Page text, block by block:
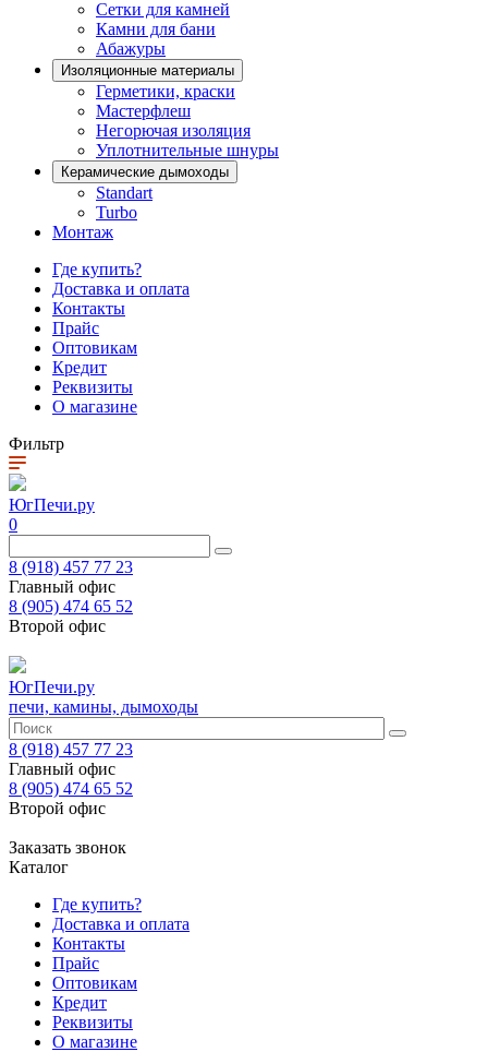
Сетки для камней
Камни для бани
Абажуры
Изоляционные материалы
Герметики, краски
Мастерфлеш
Негорючая изоляция
Уплотнительные шнуры
Керамические дымоходы
Standart
Turbo
Монтаж
Где купить?
Доставка и оплата
Контакты
Прайс
Оптовикам
Кредит
Реквизиты
О магазине
Фильтр
ЮгПечи.ру
0
8 (918) 457 77 23
Главный офис
8 (905) 474 65 52
Второй офис
ЮгПечи.ру
печи, камины, дымоходы
8 (918) 457 77 23
Главный офис
8 (905) 474 65 52
Второй офис
Заказать звонок
Каталог
Где купить?
Доставка и оплата
Контакты
Прайс
Оптовикам
Кредит
Реквизиты
О магазине